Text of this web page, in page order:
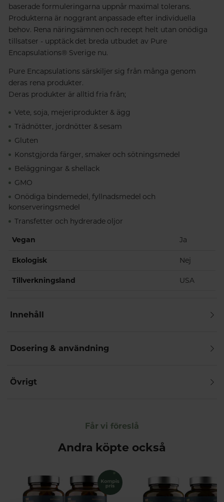
baserade formuleringarna uppnår maximal tolerans.
Produkterna är noggrant anpassade efter individuella
behov. Rena näringsämnen och recept helt utan onödiga
tillsatser - upptäck det breda utbudet av Pure
Encapsulations® Sverige nu.
Pure Encapsulations särskiljer sig från många genom
deras rena produkter.
Deras produkter är alltid fria från;
Vete, soja, mejeriprodukter & ägg
Trädnötter, jordnötter & sesam
Gluten
Konstgjorda färger, smaker och sötningsmedel
Beläggningar & shellack
GMO
Onödiga bindemedel, fyllnadsmedel och
konserveringsmedel
Transfetter och hydrerade oljor
Vegan Ja
Ekologisk Nej
Tillverkningsland USA
Innehåll
Dosering & användning
Övrigt
Får vi föreslå
Andra köpte också